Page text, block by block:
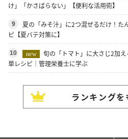
け」「かさばらない」【便利な活用術】
9
夏の「みそ汁」に2つ混ぜるだけ！た
ピ【夏バテ対策に】
10 new
旬の「トマト」に大さじ2加
単レシピ｜管理栄養士に学ぶ
ランキングを